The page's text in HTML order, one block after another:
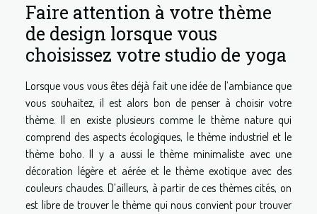
Faire attention à votre thème
de design lorsque vous
choisissez votre studio de yoga
Lorsque vous vous êtes déjà fait une idée de l’ambiance que
vous souhaitez, il est alors bon de penser à choisir votre
thème. Il en existe plusieurs comme le thème nature qui
comprend des aspects écologiques, le thème industriel et le
thème boho. Il y a aussi le thème minimaliste avec une
décoration légère et aérée et le thème exotique avec des
couleurs chaudes. D’ailleurs, à partir de ces thèmes cités, on
est libre de trouver le thème qui nous convient pour trouver